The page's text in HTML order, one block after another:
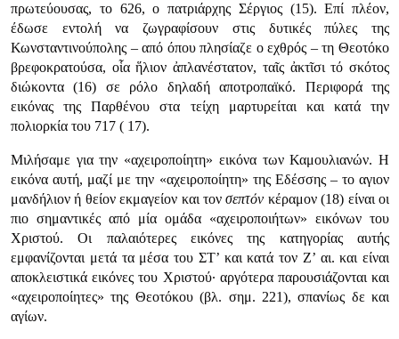
πρωτεύουσας, το 626, ο πατριάρχης Σέργιος (15). Επί πλέον,
έδωσε εντολή να ζωγραφίσουν στις δυτικές πύλες της
Κωνσταντινούπολης – από όπου πλησίαζε ο εχθρός – τη Θεοτόκο
βρεφοκρατούσα, οἷα ἥλιον ἀπλανέστατον, ταῖς ἀκτῖσι τό σκότος
διώκοντα (16) σε ρόλο δηλαδή αποτροπαϊκό. Περιφορά της
εικόνας της Παρθένου στα τείχη μαρτυρείται και κατά την
πολιορκία του 717 ( 17).
Μιλήσαμε για την «αχειροποίητη» εικόνα των Καμουλιανών. Η
εικόνα αυτή, μαζί με την «αχειροποίητη» της Εδέσσης – το αγιον
μανδήλιον ή θείον εκμαγείον και τονσεπτόν κέραμον (18) είναι οι
πιο σημαντικές από μία ομάδα «αχειροποιήτων» εικόνων του
Χριστού. Οι παλαιότερες εικόνες της κατηγορίας αυτής
εμφανίζονται μετά τα μέσα του ΣΤ’ και κατά τον Ζ’ αι. και είναι
αποκλειστικά εικόνες του Χριστού· αργότερα παρουσιάζονται και
«αχειροποίητες» της Θεοτόκου (βλ. σημ. 221), σπανίως δε και
αγίων.